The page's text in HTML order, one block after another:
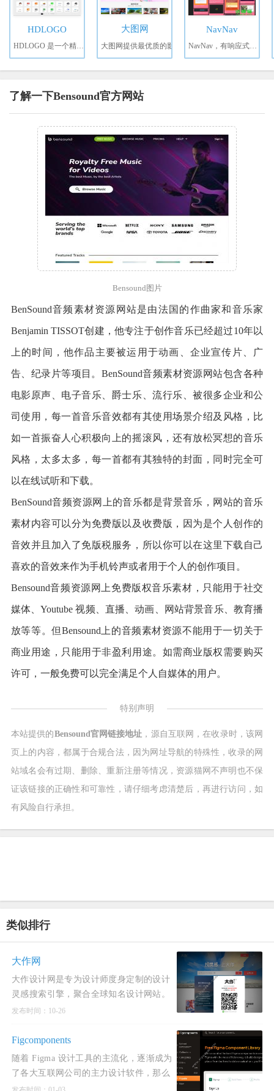
HDLOGO
HDLOGO 是一个精选的
大图网
大图网提供最优质的影
NavNav
NavNav，有响应式导航，AP
了解一下Bensound官方网站
Bensound图片
BenSound音频素材资源网站是由法国的作曲家和音乐家
Benjamin TISSOT创建，他专注于创作音乐已经超过10年以
上的时间，他作品主要被运用于动画、企业宣传片、广
告、纪录片等项目。BenSound音频素材资源网站包含各种
电影原声、电子音乐、爵士乐、流行乐、被很多企业和公
司使用，每一首音乐音效都有其使用场景介绍及风格，比
如一首振奋人心积极向上的摇滚风，还有放松冥想的音乐
风格，太多太多，每一首都有其独特的封面，同时完全可
以在线试听和下载。
BenSound音频资源网上的音乐都是背景音乐，网站的音乐
素材内容可以分为免费版以及收费版，因为是个人创作的
音效并且加入了免版税服务，所以你可以在这里下载自己
喜欢的音效来作为手机铃声或者用于个人的创作项目。
Bensound音频资源网上免费版权音乐素材，只能用于社交
媒体、Youtube 视频、直播、动画、网站背景音乐、教育播
放等等。但Bensound上的音频素材资源不能用于一切关于
商业用途，只能用于非盈利用途。如需商业版权需要购买
许可，一般免费可以完全满足个人自媒体的用户。
特别声明
本站提供的Bensound官网链接地址 ，源自互联网，在收录时，该网
页上的内容，都属于合规合法，因为网址导航的特殊性，收录的网
站域名会有过期、删除、重新注册等情况，资源猫网不声明也不保
证该链接的正确性和可靠性，请仔细考虑清楚后，再进行访问，如
有风险自行承担。
类似排行
大作网
大作设计网是专为设计师度身定制的设计
灵感搜索引擎，聚合全球知名设计网站。
目前在库21.2亿创意灵感、设计素材、摄
发布时间：10-26
Figcomponents
随着 Figma 设计工具的主流化，逐渐成为
了各大互联网公司的主力设计软件，那么
Figma 有一个让设计师称赞的功能，那就